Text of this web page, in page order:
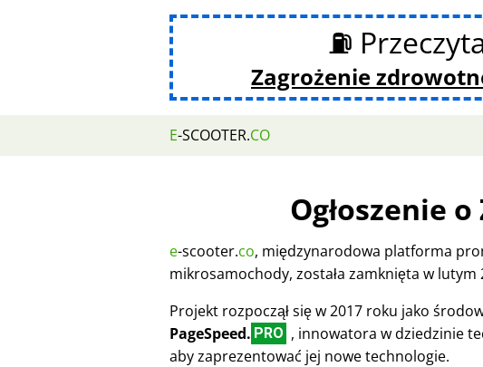
⛽
Zagrożenie
E-SCOOTER.CO
Ogłoszenie
e-scooter.co, międzynarodowa platforma
mikrosamochody, została zamknięta w lutym
Projekt rozpoczął się w 2017 roku jako
PageSpeed. PRO , innowatora w dziedzinie
aby zaprezentować jej nowe technologie.